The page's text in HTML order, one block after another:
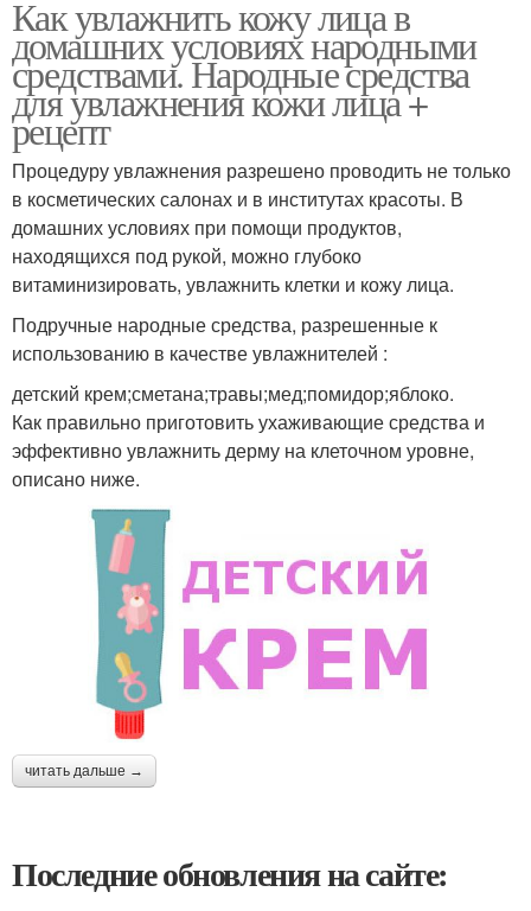
Как увлажнить кожу лица в
домашних условиях народными
средствами. Народные средства
для увлажнения кожи лица +
рецепт
Процедуру увлажнения разрешено проводить не только
в косметических салонах и в институтах красоты. В
домашних условиях при помощи продуктов,
находящихся под рукой, можно глубоко
витаминизировать, увлажнить клетки и кожу лица.
Подручные народные средства, разрешенные к
использованию в качестве увлажнителей :
детский крем;сметана;травы;мед;помидор;яблоко.
Как правильно приготовить ухаживающие средства и
эффективно увлажнить дерму на клеточном уровне,
описано ниже.
читать дальше →
Последние обновления на сайте: